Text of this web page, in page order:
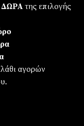
ΔΩΡΑ της επιλογής
αγορών